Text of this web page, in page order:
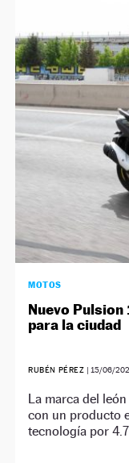
MOTOS
Nuevo Pulsion
para la ciudad
RUBÉN PÉREZ | 15/06/
La marca del
con un producto
tecnología por